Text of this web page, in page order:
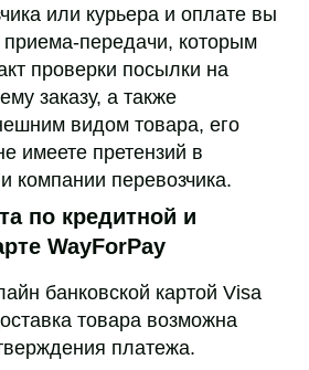
или курьера и оплате вы
приема-передачи, которым
проверки посылки на
заказу, а также
видом товара, его
имеете претензий в
компании перевозчика.
по кредитной и
WayForPay
банковской картой Visa
товара возможна
платежа.